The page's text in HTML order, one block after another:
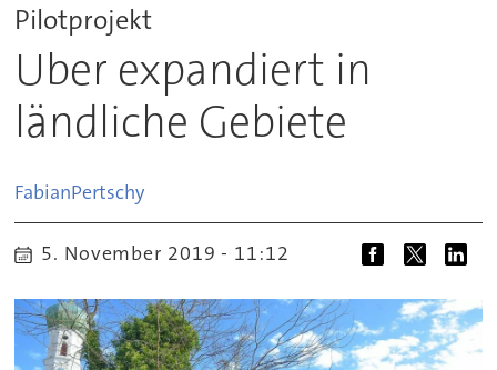
Pilotprojekt
Uber expandiert in
ländliche Gebiete
FabianPertschy
5. November 2019 - 11:12